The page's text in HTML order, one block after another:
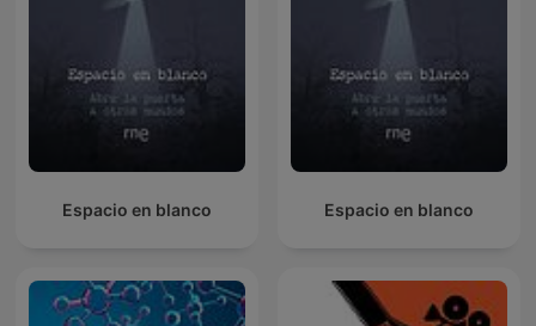
Espacio en blanco Espacio en blanco